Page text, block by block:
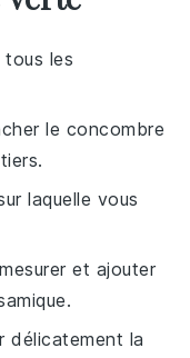
tous les
le concombre
laquelle vous
et ajouter
délicatement la